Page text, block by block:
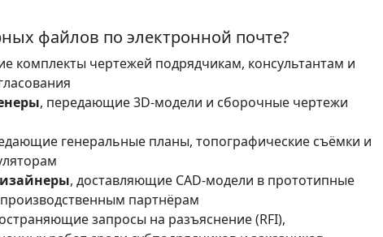
файлов по электронной почте?
комплекты чертежей подрядчикам, консультантам и
, передающие 3D-модели и сборочные чертежи
генеральные планы, топографические съёмки и
, доставляющие CAD-модели в прототипные
партнёрам
запросы на разъяснение (RFI),